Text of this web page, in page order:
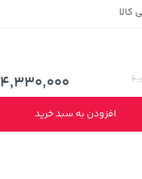
کالا
4,330,000
افزودن به سبد خرید